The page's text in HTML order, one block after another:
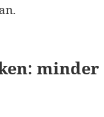
minder